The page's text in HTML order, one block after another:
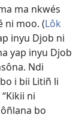
ma nkwés
ni moo. (Lôk
inyu Djob ni
yap inyu Djob
Ndi
i bii Litiñ li
ni
bo